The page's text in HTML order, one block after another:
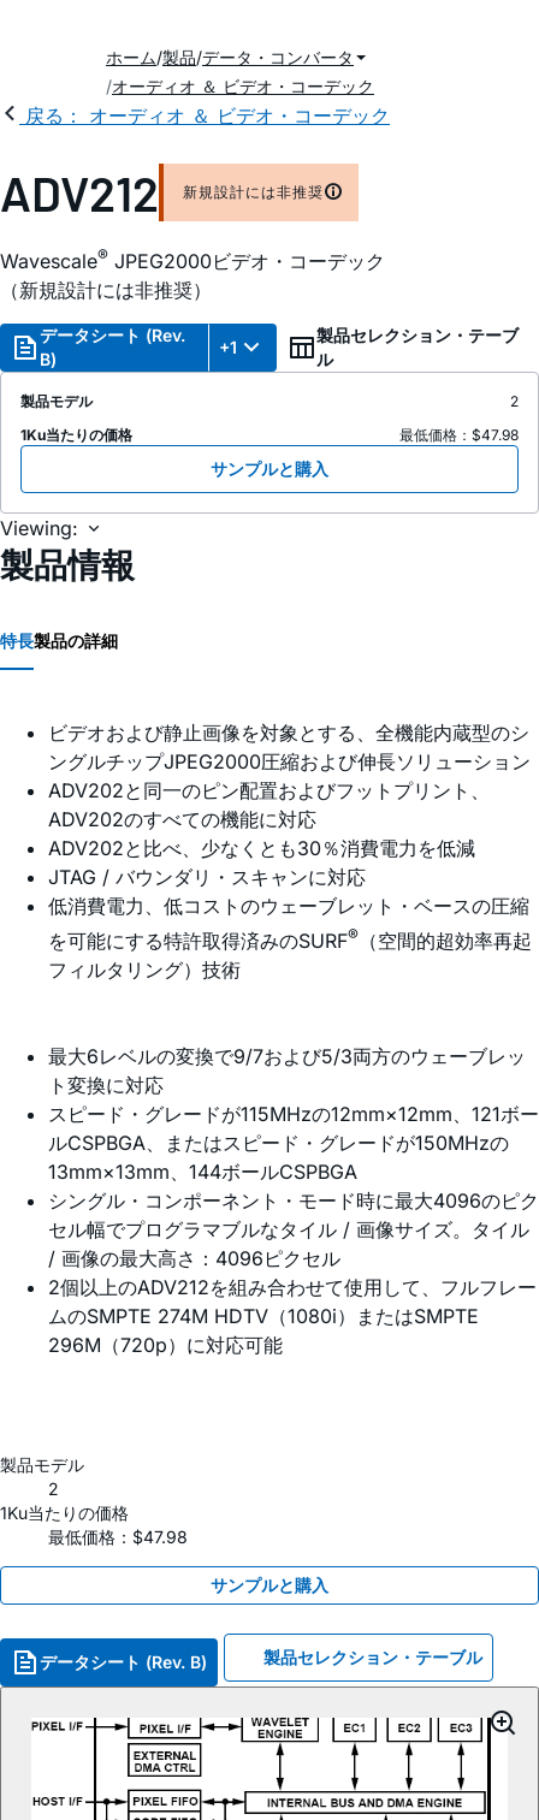
ホーム 製品 データ・コンバータ
オーディオ ＆ ビデオ・コーデック
戻る： オーディオ ＆ ビデオ・コーデック
ADV212 新規設計には非推奨
Wavescale® JPEG2000ビデオ・コーデック
（新規設計には非推奨）
データシート (Rev.
B)
+1
製品セレクション・テーブ
ル
製品モデル
2
1Ku当たりの価格
最低価格：$47.98
サンプルと購入
Viewing:
製品情報
特長製品の詳細
ビデオおよび静止画像を対象とする、全機能内蔵型のシ
ングルチップJPEG2000圧縮および伸長ソリューション
ADV202と同一のピン配置およびフットプリント、
ADV202のすべての機能に対応
ADV202と比べ、少なくとも30％消費電力を低減
JTAG / バウンダリ・スキャンに対応
低消費電力、低コストのウェーブレット・ベースの圧縮
を可能にする特許取得済みのSURF®
（空間的超効率再起
フィルタリング）技術
最大6レベルの変換で9/7および5/3両方のウェーブレッ
ト変換に対応
スピード・グレードが115MHzの12mm×12mm、121ボー
ルCSPBGA、またはスピード・グレードが150MHzの
13mm×13mm、144ボールCSPBGA
シングル・コンポーネント・モード時に最大4096のピク
セル幅でプログラマブルなタイル / 画像サイズ。タイル
/ 画像の最大高さ：4096ピクセル
2個以上のADV212を組み合わせて使用して、フルフレー
ムのSMPTE 274M HDTV（1080i）またはSMPTE
296M（720p）に対応可能
製品モデル
2
1Ku当たりの価格
最低価格：$47.98
サンプルと購入
データシート (Rev. B) 製品セレクション・テーブル